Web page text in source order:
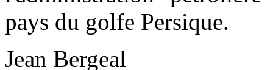
pays du golfe Persique.
Jean Bergeal